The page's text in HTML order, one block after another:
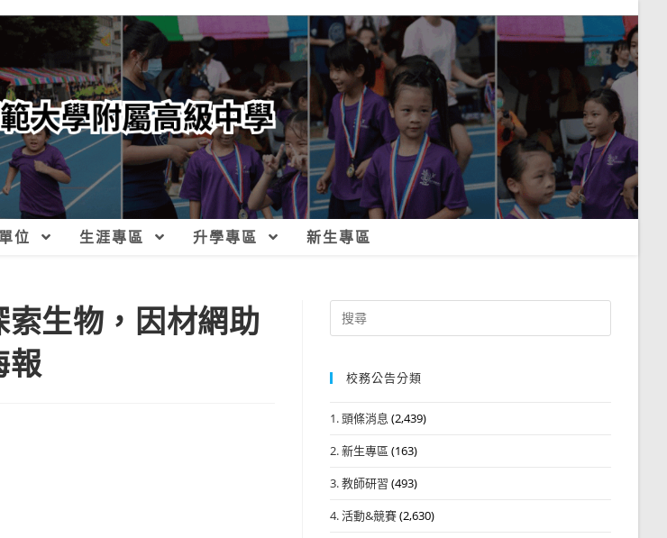
位 生涯專區 升學專區 新生專區
生物，因材網助
報
Search
for:
校務公告分類
1. 頭條消息 (2,439)
2. 新生專區 (163)
3. 教師研習 (493)
4. 活動&競賽(2,630)